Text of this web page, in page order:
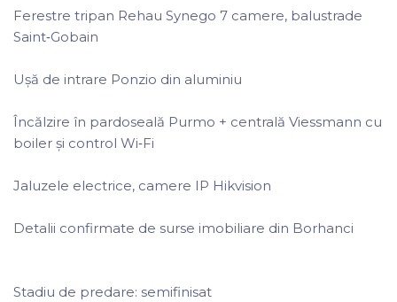
Ferestre tripan Rehau Synego 7 camere, balustrade
Saint‑Gobain
Ușă de intrare Ponzio din aluminiu
Încălzire în pardoseală Purmo + centrală Viessmann cu
boiler și control Wi‑Fi
Jaluzele electrice, camere IP Hikvision
Detalii confirmate de surse imobiliare din Borhanci
Stadiu de predare: semifinisat